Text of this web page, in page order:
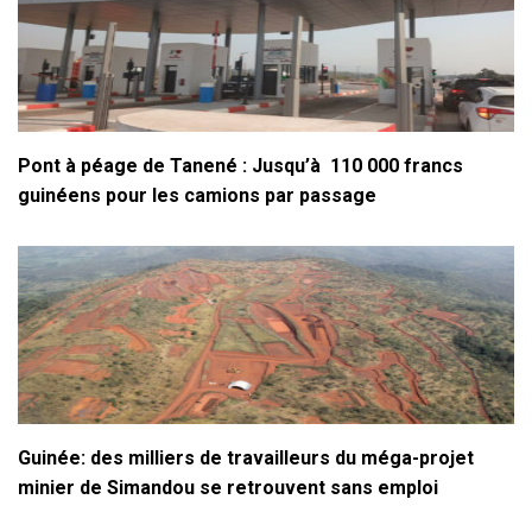
Pont à péage de Tanené : Jusqu’à 110 000 francs
guinéens pour les camions par passage
Guinée: des milliers de travailleurs du méga-projet
minier de Simandou se retrouvent sans emploi